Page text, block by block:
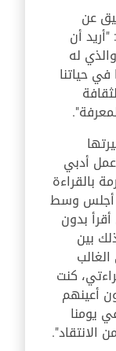
عن
أن
له
حياتنا
عمل أدبي
بالقراءة
أجلس وسط
بدون
بين
كنت
أعينهم
يومنا
الانتقاد".